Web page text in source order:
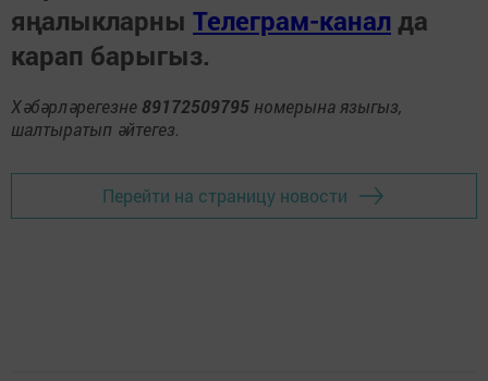
яңалыкларны Телеграм-канал да
карап барыгыз.
Хәбәрләрегезне 89172509795 номерына языгыз,
шалтыратып әйтегез.
Перейти на страницу новости